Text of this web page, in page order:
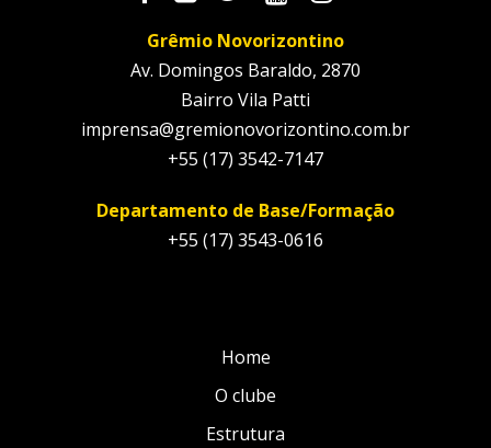
Grêmio Novorizontino
Av. Domingos Baraldo, 2870
Bairro Vila Patti
imprensa@gremionovorizontino.com.br
+55 (17) 3542-7147
Departamento de Base/Formação
+55 (17) 3543-0616
Home
O clube
Estrutura